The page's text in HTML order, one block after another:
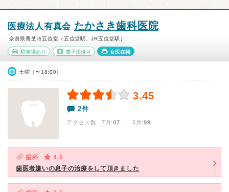
医療法人有真会 たかさき歯科医院
奈良県香芝市五位堂（五位堂駅、JR五位堂駅）
駐車場あり 電子決済可 女医在籍
土曜（〜18:00）
3.45
2件
アクセス数 7月:87 | 6月:99
歯科
4.5
歯医者嫌いの息子の治療をして頂きました